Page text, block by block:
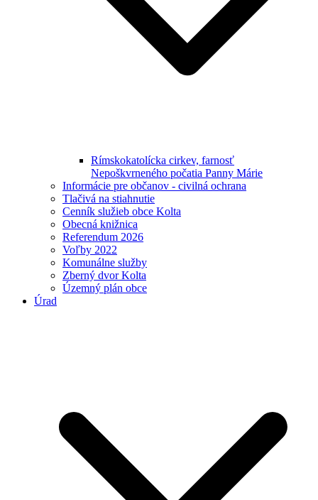
Rímskokatolícka cirkev, farnosť
Nepoškvrneného počatia Panny Márie
Informácie pre občanov - civilná ochrana
Tlačivá na stiahnutie
Cenník služieb obce Kolta
Obecná knižnica
Referendum 2026
Voľby 2022
Komunálne služby
Zberný dvor Kolta
Územný plán obce
Úrad